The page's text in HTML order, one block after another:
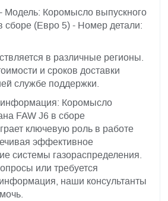
Модель: Коромысло выпускного
сборе (Евро 5) - Номер детали:
в различные регионы.
и сроков доставки
службе поддержки.
Коромысло
FAW J6 в сборе
ключевую роль в работе
эффективное
системы газораспределения.
или требуется
наши консультанты